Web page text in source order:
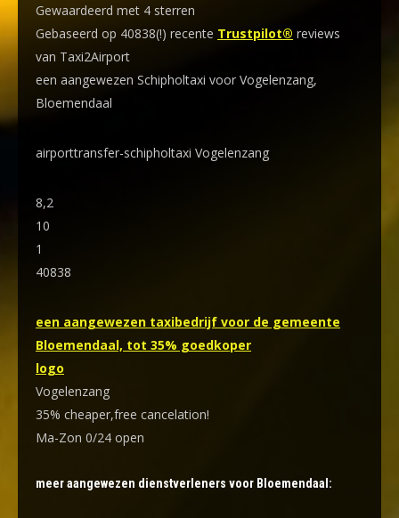
Gewaardeerd met 4 sterren
Gebaseerd op 40838(!) recente Trustpilot® reviews
van Taxi2Airport
een aangewezen Schipholtaxi voor Vogelenzang,
Bloemendaal
airporttransfer-schipholtaxi Vogelenzang
8,2
10
1
40838
een aangewezen taxibedrijf voor de gemeente
Bloemendaal, tot 35% goedkoper
logo
Vogelenzang
35% cheaper,free cancelation!
Ma-Zon 0/24 open
meer aangewezen dienstverleners voor Bloemendaal: